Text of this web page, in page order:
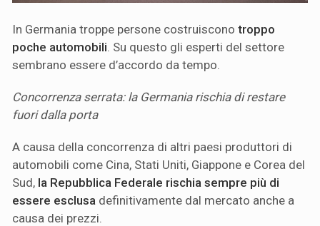
In Germania troppe persone costruiscono troppo
poche automobili . Su questo gli esperti del settore
sembrano essere d’accordo da tempo.
Concorrenza serrata: la Germania rischia di restare
fuori dalla porta
A causa della concorrenza di altri paesi produttori di
automobili come Cina, Stati Uniti, Giappone e Corea del
Sud, la Repubblica Federale rischia sempre più di
essere esclusa definitivamente dal mercato anche a
causa dei prezzi.